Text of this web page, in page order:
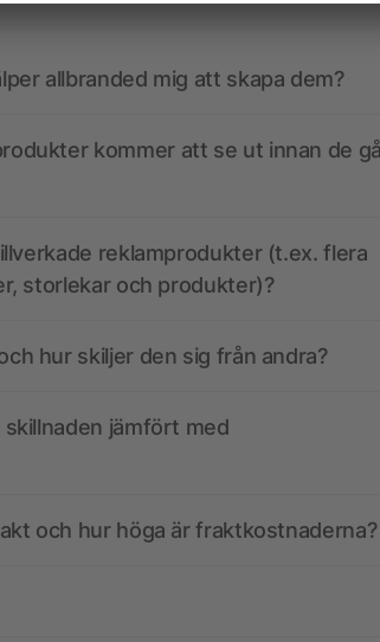
allbranded mig att skapa dem?
kommer att se ut innan de
reklamprodukter (t.ex. flera
storlekar och produkter)?
hur skiljer den sig från andra?
jämfört med
och hur höga är fraktkostnaderna?